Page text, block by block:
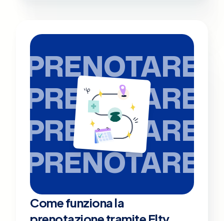
PRENOTARE
PRENOTARE
PRENOTARE
PRENOTARE
Come funziona la